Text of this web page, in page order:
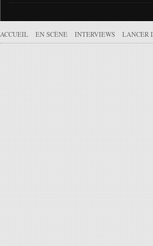
ACCUEIL EN SCÈNE INTERVIEWS LANCER